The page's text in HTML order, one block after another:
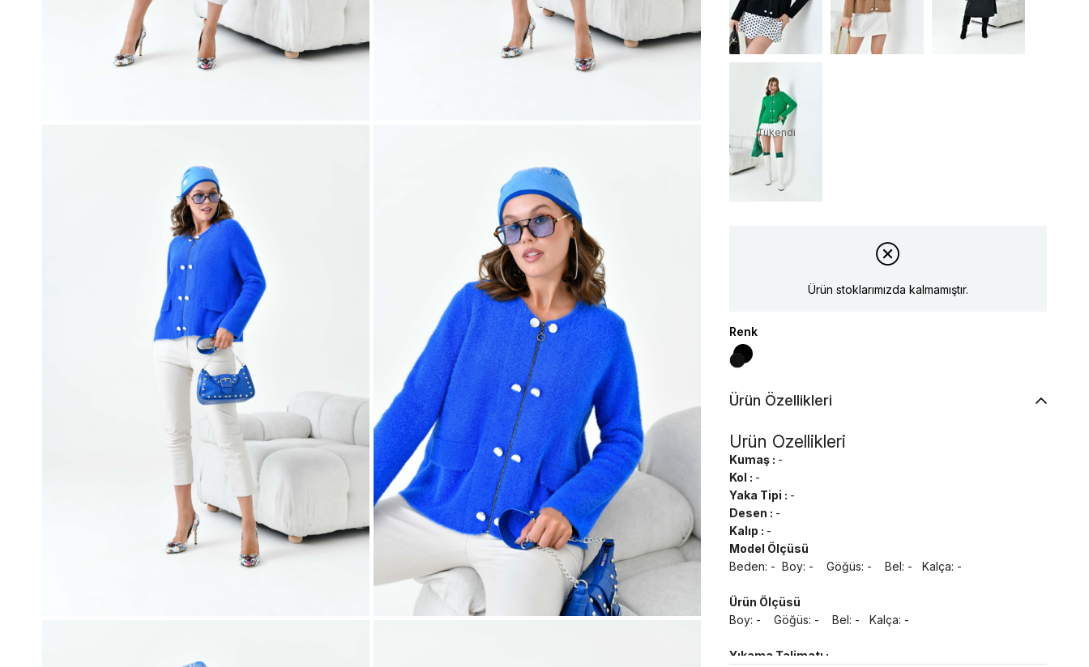
Tükendi
Ürün stoklarımızda kalmamıştır.
Renk
Ürün Özellikleri
Ürün Özellikleri
Kumaş : -
Kol : -
Yaka Tipi : -
Desen : -
Kalıp : -
Model Ölçüsü
Beden: - Boy: - Göğüs: - Bel: - Kalça: -
Ürün Ölçüsü
Boy: - Göğüs: - Bel: - Kalça: -
Yıkama Talimatı :